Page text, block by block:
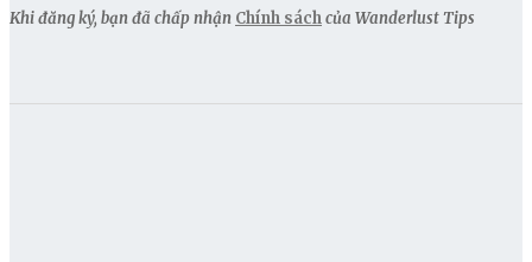
Khi đăng ký, bạn đã chấp nhận Chính sáchcủa Wanderlust Tips